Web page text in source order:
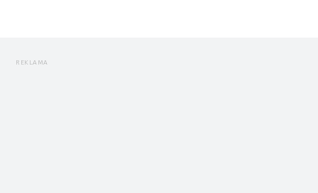
REKLAMA